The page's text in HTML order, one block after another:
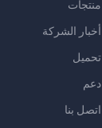
منتجات
أخبار الشركة
تحميل
دعم
اتصل بنا